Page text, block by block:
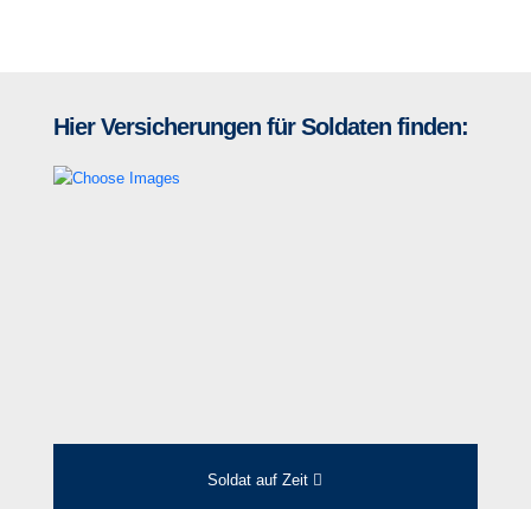
Hier Versicherungen für Soldaten finden:
Soldat auf Zeit